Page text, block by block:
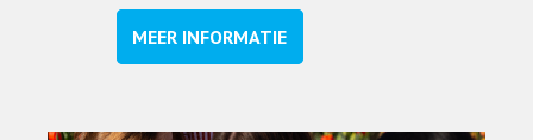
MEER INFORMATIE